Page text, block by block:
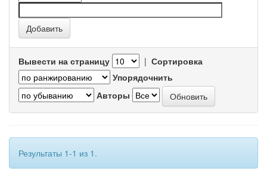
Вывести на страницу | Сортировка
Упорядочнить
Авторы
Результаты 1-1 из 1.